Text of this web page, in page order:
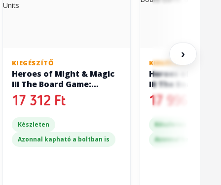
KIEGÉSZÍTŐ
Heroes of Might & Magic
III The Board Game:
Stretch Goals Faction
Units
17 312 Ft
Készleten
Azonnal kapható a boltban is
KIEGÉSZÍTŐ
Heroes of Might
III The Board
Stronghold
17 996 Ft
Készleten
Azonnal kapható a
›